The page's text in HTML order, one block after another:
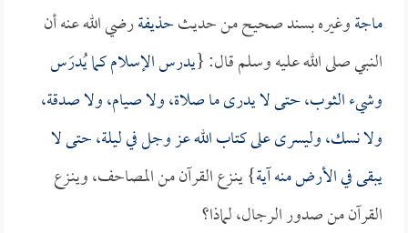
ماجةوغيره بسند صحيح من حديثحذيفةرضي الله عنه أن
النبي صلى الله عليه وسلم قال: {يدرس الإسلام كما يُدرَس
وشيء الثوب، حتى لا يدرى ما صلاة، ولا صيام، ولا صدقة،
ولا نسك، وليسرى على كتاب الله عز وجل في ليلة، حتى لا
يبقى في الأرض منه آية} ينـزع القرآن من المصاحف، وينـزع
القرآن من صدور الرجال، لماذا؟